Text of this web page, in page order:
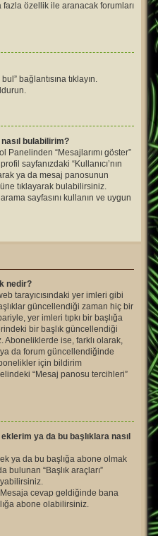
özellik ile aranacak forumları
bağlantısına tıklayın.
nasıl bulabilirim?
Panelinden “Mesajlarımı göster”
sayfanızdaki “Kullanıcı’nın
ya da mesaj panosunun
tıklayarak bulabilirsiniz.
sayfasını kullanın ve uygun
nedir?
tarayıcısındaki yer imleri gibi
güncellendiği zaman hiç bir
yer imleri tıpkı bir başlığa
bir başlık güncellendiği
Aboneliklerde ise, farklı olarak,
da forum güncellendiğinde
için bildirim
“Mesaj panosu tercihleri”
ya da bu başlıklara nasıl
ya da bu başlığa abone olmak
bulunan “Başlık araçları”
cevap geldiğinde bana
abone olabilirsiniz.